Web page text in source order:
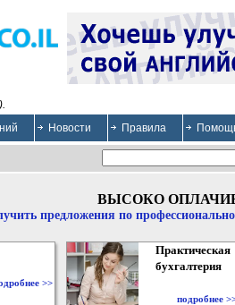
Новости Правила
ВЫСОКО
предложения по
>>
Практическая
бухгалтерия
подробнее